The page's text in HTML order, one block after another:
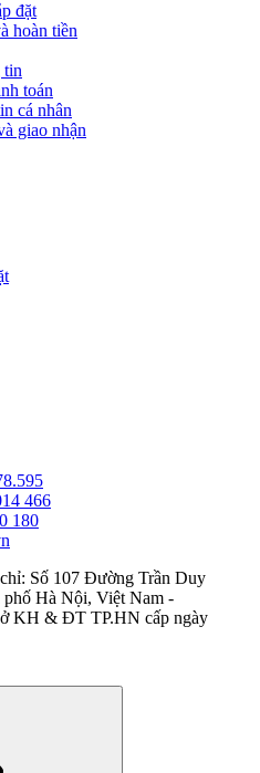
đặt
hoàn tiền
tin
toán
cá nhân
giao nhận
466
180
Số 107 Đường Trần Duy
Hà Nội, Việt Nam -
KH & ĐT TP.HN cấp ngày